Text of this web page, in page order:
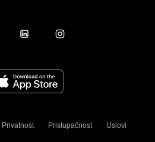
Privatnost Pristupačnost Uslovi